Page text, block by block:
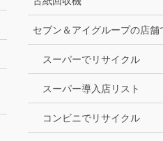
セブン＆アイグループの店舗
スーパーでリサイクル
スーパー導入店リスト
コンビニでリサイクル